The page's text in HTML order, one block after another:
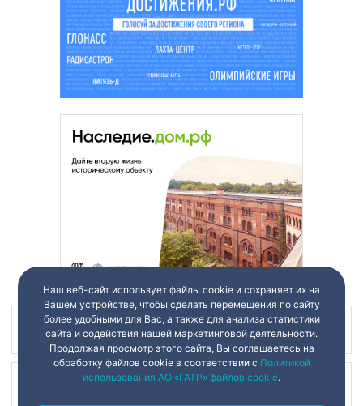
Наш канал в
Наш веб-сайт использует файлы cookie и сохраняет их на
Вашем устройстве, чтобы сделать перемещения по сайту
более удобными для Вас, а также для анализа статистики
сайта и содействия нашей маркетинговой деятельности.
Продолжая просмотр этого сайта, Вы соглашаетесь на
обработку файлов cookie в соответствии с Политикой
использования АО «ГАТР» файлов cookie.